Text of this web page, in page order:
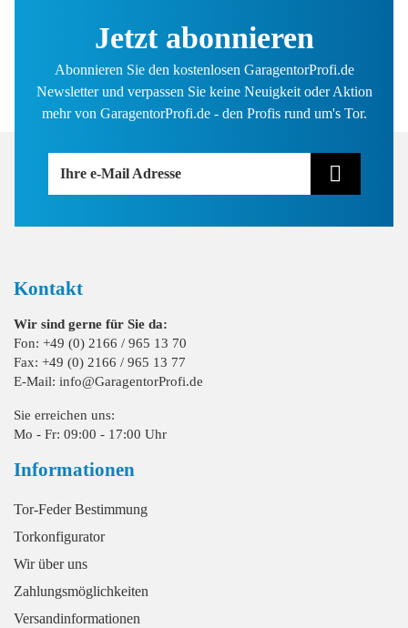
Jetzt abonnieren
Abonnieren Sie den kostenlosen GaragentorProfi.de
Newsletter und verpassen Sie keine Neuigkeit oder Aktion
mehr von GaragentorProfi.de - den Profis rund um's Tor.
Ihre e-Mail Adresse
Kontakt
Wir sind gerne für Sie da:
Fon: +49 (0) 2166 / 965 13 70
Fax: +49 (0) 2166 / 965 13 77
E-Mail: info@GaragentorProfi.de
Sie erreichen uns:
Mo - Fr: 09:00 - 17:00 Uhr
Informationen
Tor-Feder Bestimmung
Torkonfigurator
Wir über uns
Zahlungsmöglichkeiten
Versandinformationen